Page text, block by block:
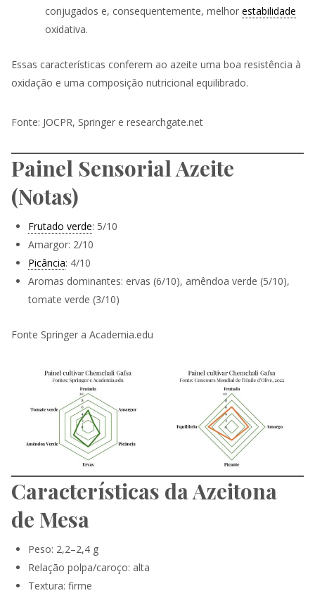
conjugados e, consequentemente, melhor estabilidade
oxidativa.
Essas características conferem ao azeite uma boa resistência à
oxidação e uma composição nutricional equilibrado.
Fonte: JOCPR, Springer e researchgate.net
Painel Sensorial Azeite
(Notas)
Frutado verde: 5/10
Amargor: 2/10
Picância: 4/10
Aromas dominantes: ervas (6/10), amêndoa verde (5/10),
tomate verde (3/10)
Fonte Springer a Academia.edu
Características da Azeitona
de Mesa
Peso: 2,2–2,4 g
Relação polpa/caroço: alta
Textura: firme